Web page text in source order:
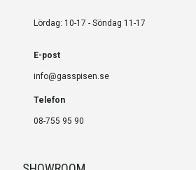
Lördag: 10-17 - Söndag 11-17
E-post
info@gasspisen.se
Telefon
08-755 95 90